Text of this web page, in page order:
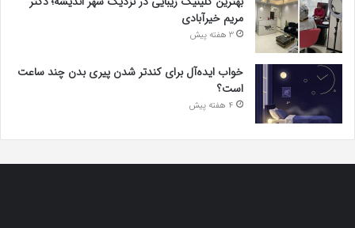
مریم خیرآبادی
3 هفته پیش
خواب ایده‌آل برای کندتر شدن پیری بدن چند ساعت
است؟
4 هفته پیش